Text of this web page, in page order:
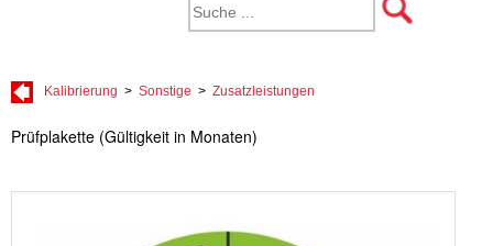
Kalibrierung > Sonstige > Zusatzleistungen
Prüfplakette (Gültigkeit in Monaten)